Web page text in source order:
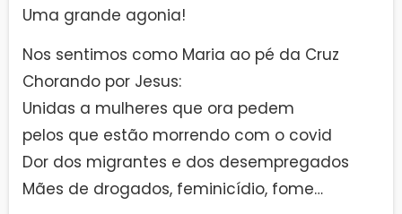
Uma grande agonia!
Nos sentimos como Maria ao pé da Cruz
Chorando por Jesus:
Unidas a mulheres que ora pedem
pelos que estão morrendo com o covid
Dor dos migrantes e dos desempregados
Mães de drogados, feminicídio, fome…